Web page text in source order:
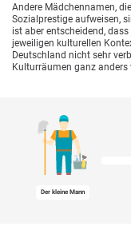
Andere Mädchennamen,
Sozialprestige aufweisen,
ist aber entscheidend,
jeweiligen kulturellen
Deutschland nicht sehr
Kulturräumen ganz
Der kleine Mann